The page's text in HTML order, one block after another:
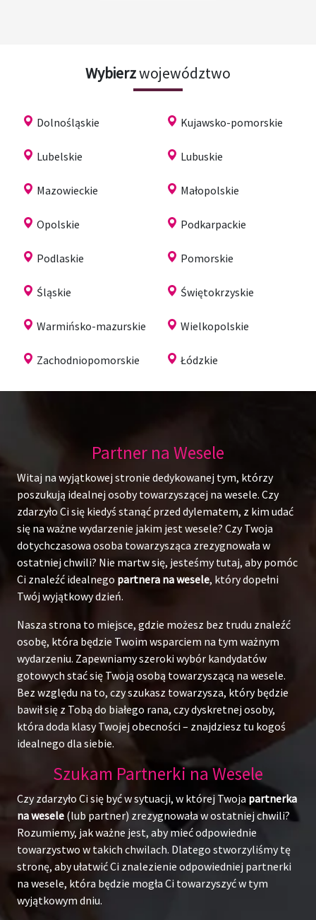
Wybierzwojewództwo
Dolnośląskie Kujawsko-pomorskie
Lubelskie Lubuskie
Mazowieckie Małopolskie
Opolskie Podkarpackie
Podlaskie Pomorskie
Śląskie Świętokrzyskie
Warmińsko-mazurskie Wielkopolskie
Zachodniopomorskie Łódzkie
Partner na Wesele
Witaj na wyjątkowej stronie dedykowanej tym, którzy
poszukują idealnej osoby towarzyszącej na wesele. Czy
zdarzyło Ci się kiedyś stanąć przed dylematem, z kim udać
się na ważne wydarzenie jakim jest wesele? Czy Twoja
dotychczasowa osoba towarzysząca zrezygnowała w
ostatniej chwili? Nie martw się, jesteśmy tutaj, aby pomóc
Ci znaleźć idealnego partnera na wesele, który dopełni
Twój wyjątkowy dzień.
Nasza strona to miejsce, gdzie możesz bez trudu znaleźć
osobę, która będzie Twoim wsparciem na tym ważnym
wydarzeniu. Zapewniamy szeroki wybór kandydatów
gotowych stać się Twoją osobą towarzyszącą na wesele.
Bez względu na to, czy szukasz towarzysza, który będzie
bawił się z Tobą do białego rana, czy dyskretnej osoby,
która doda klasy Twojej obecności – znajdziesz tu kogoś
idealnego dla siebie.
Szukam Partnerki na Wesele
Czy zdarzyło Ci się być w sytuacji, w której Twoja partnerka
na wesele (lub partner) zrezygnowała w ostatniej chwili?
Rozumiemy, jak ważne jest, aby mieć odpowiednie
towarzystwo w takich chwilach. Dlatego stworzyliśmy tę
stronę, aby ułatwić Ci znalezienie odpowiedniej partnerki
na wesele, która będzie mogła Ci towarzyszyć w tym
wyjątkowym dniu.